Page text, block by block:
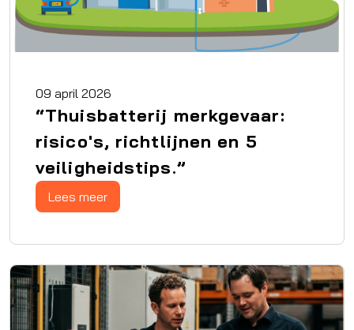
09 april 2026
“Thuisbatterij merkgevaar:
risico's, richtlijnen en 5
veiligheidstips.”
Lees meer